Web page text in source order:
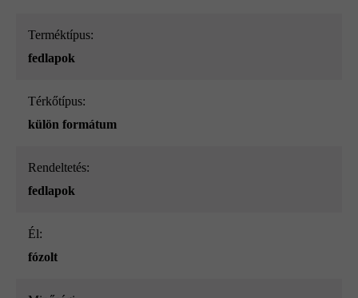
Terméktípus:
fedlapok
Térkőtípus:
külön formátum
Rendeltetés:
fedlapok
él:
fózolt